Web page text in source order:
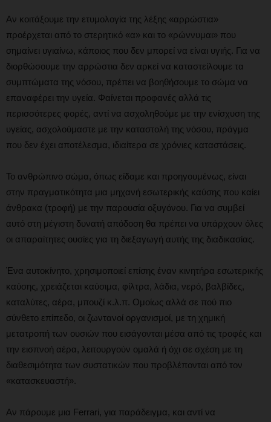
Αν κοιτάξουμε την ετυμολογία της λέξης «αρρώστια»
προέρχεται από το στερητικό «α» και το «ρώννυμαι» που
σημαίνει υγιαίνω, κάποιος που δεν μπορεί να είναι υγιής. Για να
διορθώσουμε την αρρώστια δεν αρκεί να καταστείλουμε τα
συμπτώματα της νόσου, πρέπει να βοηθήσουμε το σώμα να
επαναφέρει την υγεία. Φαίνεται προφανές αλλά τις
περισσότερες φορές, αντί να ασχοληθούμε με την ενίσχυση της
υγείας, ασχολούμαστε με την καταστολή της νόσου, πράγμα
που δεν έχει αποτέλεσμα, ιδιαίτερα σε χρόνιες καταστάσεις.
Το ανθρώπινο σώμα, όπως είδαμε και προηγουμένως, είναι
στην πραγματικότητα μια μηχανή εσωτερικής καύσης που καίει
άνθρακα (τροφή) με την παρουσία οξυγόνου. Για να συμβεί
αυτό στη μέγιστη δυνατή απόδοση θα πρέπει να υπάρχουν όλες
οι απαραίτητες ουσίες για τη διεξαγωγή αυτής της διαδικασίας.
Ένα αυτοκίνητο, χρησιμοποιεί επίσης έναν κινητήρα εσωτερικής
καύσης, χρειάζεται καύσιμα, φίλτρα, λάδια, νερό, βαλβίδες,
καταλύτες, αέρα, μπουζί κ.λ.π. Ομοίως αλλά σε πού πιο
σύνθετο επίπεδο, οι ζωντανοί οργανισμοί, με τη χημική
μετατροπή των ουσιών που εισάγονται μέσα από τις τροφές και
την εισπνοή αέρα, λειτουργούν ομαλά ή όχι σε σχέση με τη
διαθεσιμότητα των συστατικών που προβλέπονται από τον
«κατασκευαστή».
Αν πάρουμε μια Ferrari, για παράδειγμα, και αντί να